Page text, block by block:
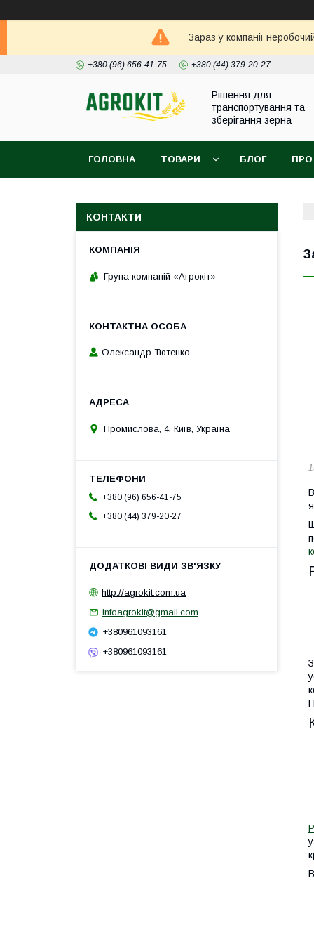
Зараз у компанії
+380 (96) 656-41-75 +380 (44) 379-20-27
Рішення для
транспортування та
зберігання зерна
ГОЛОВНА ТОВАРИ БЛОГ
КОНТАКТИ
Група компаній «Агрокіт»
Олександр Тютенко
Промислова, 4, Київ, Україна
+380 (96) 656-41-75
+380 (44) 379-20-27
http://agrokit.com.ua
infoagrokit@gmail.com
+380961093161
+380961093161